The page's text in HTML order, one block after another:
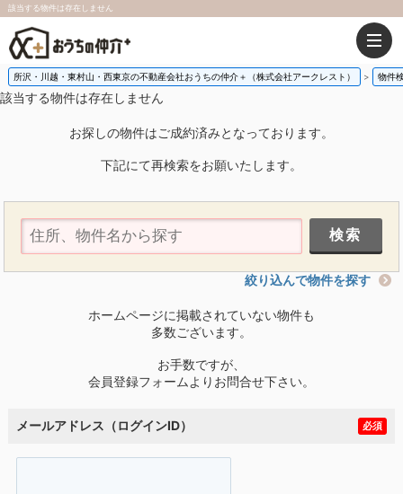
該当する物件は存在しません
所沢・川越・東村山・西東京の不動産会社おうちの仲介＋（株式会社アークレスト） 物件
該当する物件は存在しません
お探しの物件はご成約済みとなっております。
下記にて再検索をお願いたします。
絞り込んで物件を探す
ホームページに掲載されていない物件も
多数ございます。
お手数ですが、
会員登録フォームよりお問合せ下さい。
メールアドレス（ログインID） 必須